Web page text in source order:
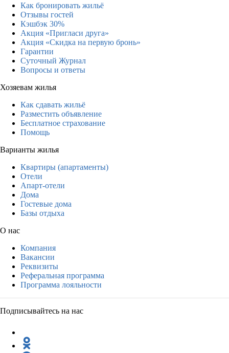
Как бронировать жильё
Отзывы гостей
Кэшбэк 30%
Акция «Пригласи друга»
Акция «Скидка на первую бронь»
Гарантии
Суточный Журнал
Вопросы и ответы
Хозяевам жилья
Как сдавать жильё
Разместить объявление
Бесплатное страхование
Помощь
Варианты жилья
Квартиры (апартаменты)
Отели
Апарт-отели
Дома
Гостевые дома
Базы отдыха
О нас
Компания
Вакансии
Реквизиты
Реферальная программа
Программа лояльности
Подписывайтесь на нас